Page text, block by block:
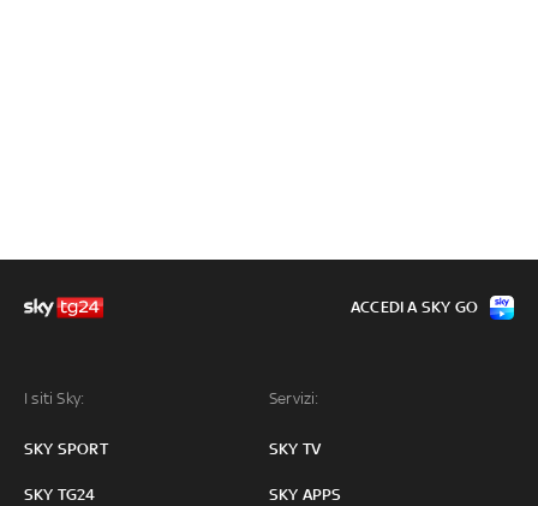
I siti Sky:
SKY SPORT
SKY TG24
Servizi:
SKY TV
SKY APPS
ACCEDI A SKY GO